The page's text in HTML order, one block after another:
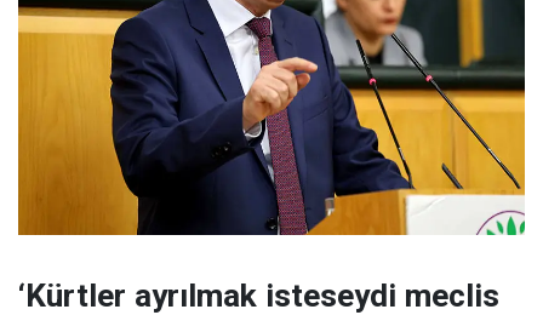
‘Kürtler ayrılmak isteseydi meclis